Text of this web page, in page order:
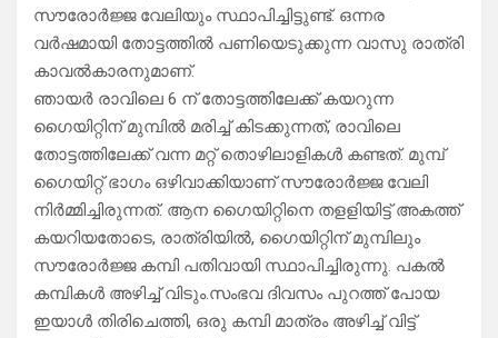
സൗരോർജ്ജ വേലിയും സ്ഥാപിച്ചിട്ടുണ്ട്. ഒന്നര
വർഷമായി തോട്ടത്തിൽ പണിയെടുക്കുന്ന വാസു രാത്രി
കാവൽകാരനുമാണ്.
ഞായർ രാവിലെ 6 ന് തോട്ടത്തിലേക്ക് കയറുന്ന
ഗൈയിറ്റിന് മുമ്പിൽ മരിച്ച് കിടക്കുന്നത്, രാവിലെ
തോട്ടത്തിലേക്ക് വന്ന മറ്റ് തൊഴിലാളികൾ കണ്ടത്. മുമ്പ്
ഗൈയിറ്റ് ഭാഗം ഒഴിവാക്കിയാണ് സൗരോർജ്ജ വേലി
നിർമ്മിച്ചിരുന്നത്. ആന ഗൈയിറ്റിനെ തളളിയിട്ട് അകത്ത്
കയറിയതോടെ, രാത്രിയിൽ, ഗൈയിറ്റിന് മുമ്പിലും
സൗരോർജ്ജ കമ്പി പതിവായി സ്ഥാപിച്ചിരുന്നു. പകൽ
കമ്പികൾ അഴിച്ച് വിടും.സംഭവ ദിവസം പുറത്ത് പോയ
ഇയാൾ തിരിചെത്തി, ഒരു കമ്പി മാത്രം അഴിച്ച് വിട്ട്